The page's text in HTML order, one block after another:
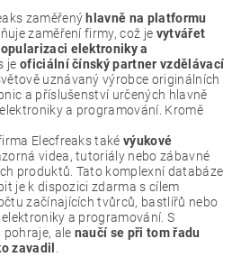
zaměřený hlavně na platformu
zaměření firmy, což je vytvářet
elektroniky a
je oficiální čínský partner vzdělávací
uznávaný výrobce originálních
a příslušenství určených hlavně
a programování. Kromě
Elecfreaks takévýukové
videa, tutoriály nebo zábavné
produktů. Tato komplexní databáze
je k dispozici zdarma s cílem
začínajících tvůrců, bastlířů nebo
a programování. S
pohraje, ale naučí se při tom řadu
zavadil